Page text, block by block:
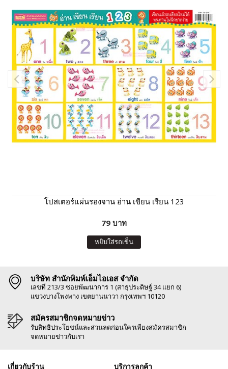
โปสเตอร์แผ่นรองจาน อ่าน เขียน เรียน 123
79 บาท
หยิบใส่รถเข็น
บริษัท สำนักพิมพ์เอ็มไอเอส จำกัด
เลขที่ 213/3 ซอยพัฒนาการ 1 (สาธุประดิษฐ์ 34 แยก 6)
แขวงบางโพงพาง เขตยานนาวา กรุงเทพฯ 10120
สมัครสมาชิกจดหมายข่าว
รับสิทธิประโยชน์และส่วนลดก่อนใครเพียงสมัครสมาชิก
จดหมายข่าวกับเรา
เกี่ยวกับร้าน บริการลูกค้า